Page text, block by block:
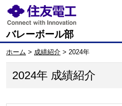
バレーボール部
ホーム > 成績紹介 > 2024年
2024年 成績紹介